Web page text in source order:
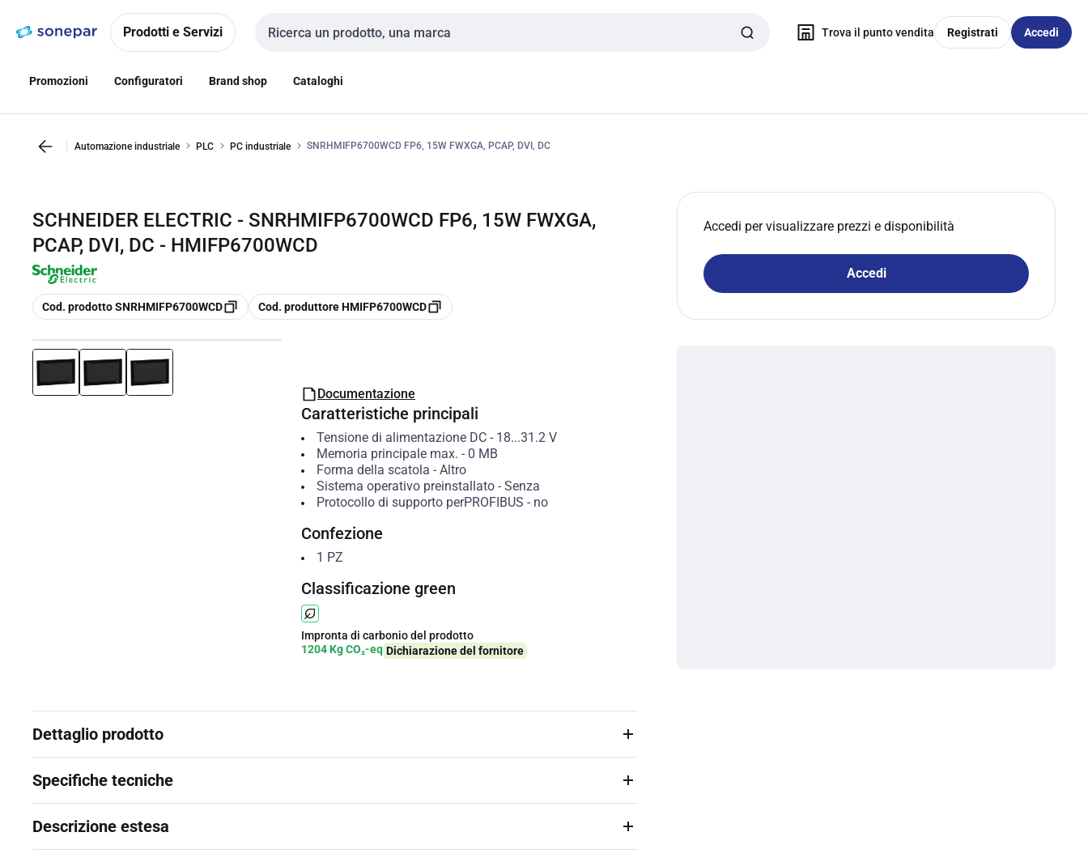
navigazionealla
Prodotti e Servizi
Cerca input
Trova il punto vendita Registrati Accedi
Promozioni Configuratori Brand shop Cataloghi
Automazione industriale PLC PC industriale SNRHMIFP6700WCD FP6, 15W FWXGA, PCAP, DVI, DC
SCHNEIDER ELECTRIC - SNRHMIFP6700WCD FP6, 15W FWXGA,
PCAP, DVI, DC - HMIFP6700WCD
copia
Cod. prodotto SNRHMIFP6700WCD copia
Cod. produttore HMIFP6700WCD
Accedi per visualizzare prezzi e disponibilità
Accedi
Documentazione
Caratteristiche principali
Tensione di alimentazione DC- 18...31.2 V
Memoria principale max. - 0 MB
Forma della scatola - Altro
Sistema operativo preinstallato- Senza
Protocollo di supporto perPROFIBUS - no
Confezione
1 PZ
Classificazione green
Impronta di carbonio del prodotto
1204 Kg CO₂-eq Dichiarazione del fornitore
Dettaglio prodotto
Specifiche tecniche
Descrizione estesa